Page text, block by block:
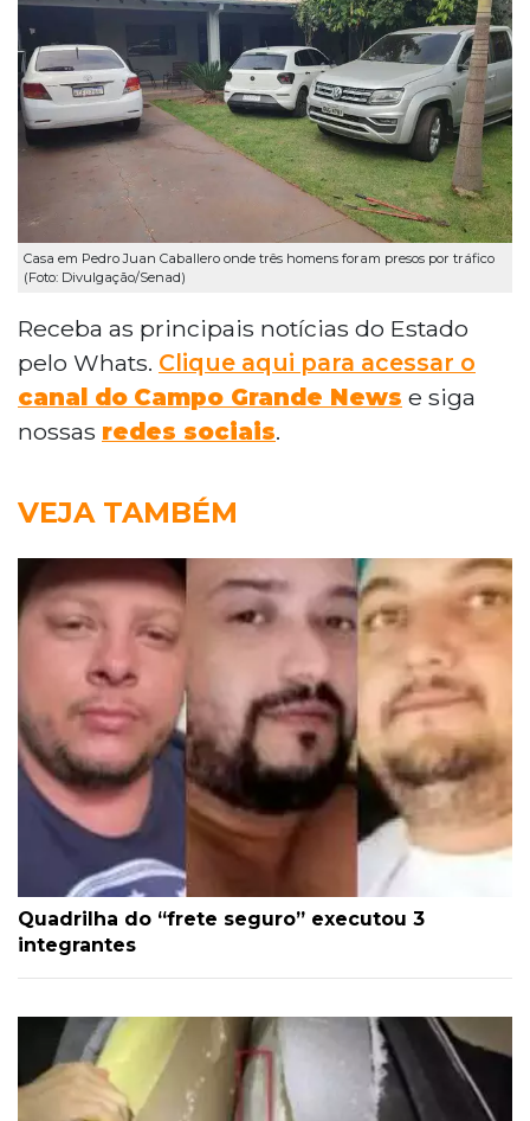
Casa em Pedro Juan Caballero onde três homens foram presos por tráfico
(Foto: Divulgação/Senad)
Receba as principais notícias do Estado
pelo Whats. Clique aqui para acessar o
canal do Campo Grande News e siga
nossas redes sociais.
VEJA TAMBÉM
Quadrilha do “frete seguro” executou 3
integrantes